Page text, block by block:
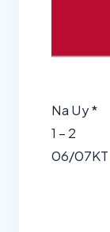
Na Uy *
1 – 2
06/07KT